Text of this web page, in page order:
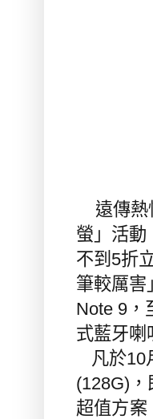
遠傳熱
螢」活動
不到 5折
筆較厲害
Note 9 ，
式藍牙喇
凡於10
(128G)
超值方案